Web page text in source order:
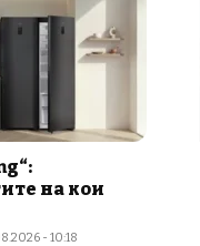
на кои
- 10:18